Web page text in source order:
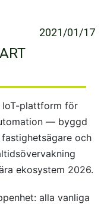
2021/01/17
IoT-plattform för
— byggd
och
ekosystem 2026.
alla vanliga